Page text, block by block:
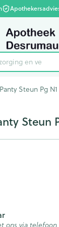
Steun Pg N1
Steun
ons via